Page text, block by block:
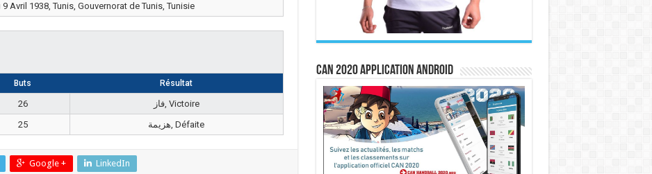
Avril 1938, Tunis, Gouvernorat de Tunis, Tunisie
Buts Résultat
26
فاز, Victoire
25 هزيمة, Défaite
Google + LinkedIn
CAN 2020 Application Android